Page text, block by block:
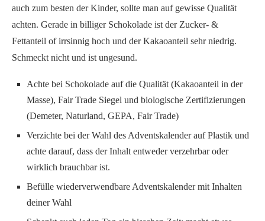
auch zum besten der Kinder, sollte man auf gewisse Qualität
achten. Gerade in billiger Schokolade ist der Zucker- &
Fettanteil of irrsinnig hoch und der Kakaoanteil sehr niedrig.
Schmeckt nicht und ist ungesund.
Achte bei Schokolade auf die Qualität (Kakaoanteil in der
Masse), Fair Trade Siegel und biologische Zertifizierungen
(Demeter, Naturland, GEPA, Fair Trade)
Verzichte bei der Wahl des Adventskalender auf Plastik und
achte darauf, dass der Inhalt entweder verzehrbar oder
wirklich brauchbar ist.
Befülle wiederverwendbare Adventskalender mit Inhalten
deiner Wahl